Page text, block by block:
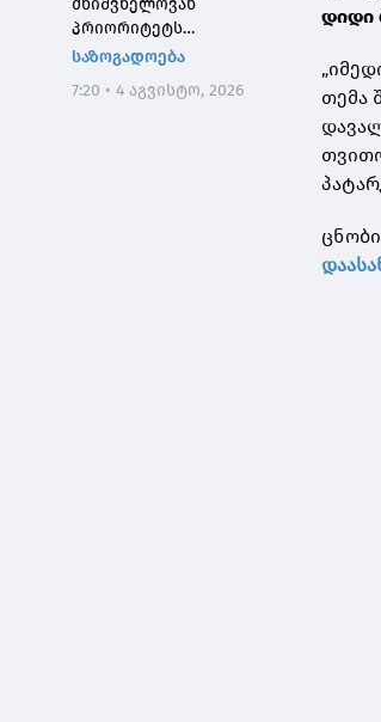
მნიშვნელოვან
პრიორიტეტს
საქართველოს ტყეების,
დეგრადირებული
საზოგადოება
7:20 • 4 აგვისტო, 2026
დიდი
თემა